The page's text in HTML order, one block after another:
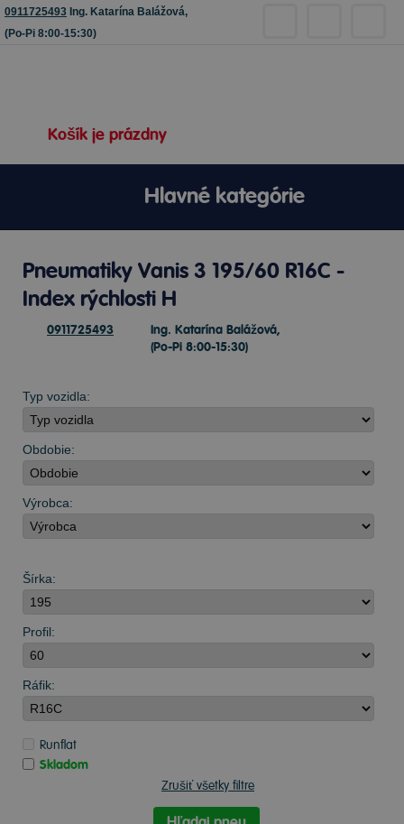
0911725493 Ing. Katarína Balážová,
(Po-Pi 8:00-15:30)
Košík je prázdny
Hlavné kategórie
Pneumatiky Vanis 3 195/60 R16C -
Index rýchlosti H
0911725493
Ing. Katarína Balážová,
(Po-Pi 8:00-15:30)
Typ vozidla:
Obdobie:
Výrobca:
Šírka:
Profil:
Ráfik:
Runflat
Skladom
Zrušiť všetky filtre